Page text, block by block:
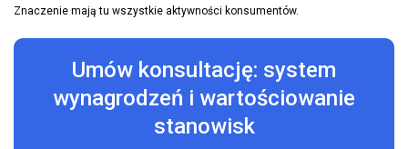
Znaczenie mają tu wszystkie aktywności konsumentów.
Umów konsultację: system
wynagrodzeń i wartościowanie
stanowisk